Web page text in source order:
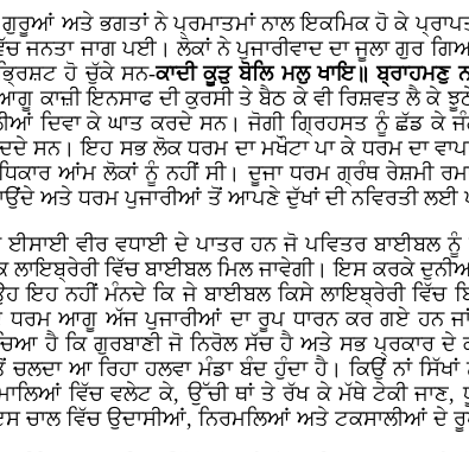
ਅਤੇ ਭਗਤਾਂ ਨੇ ਪ੍ਰਮਾਤਮਾਂ ਨਾਲ ਇਕਮਿਕ ਹੋ ਕੇ
ਜਨਤਾ ਜਾਗ ਪਈ। ਲੋਕਾਂ ਨੇ ਪੁਜਾਰੀਵਾਦ ਦਾ ਜੂਲਾ ਗੁਰ
ਹੋ ਚੁੱਕੇ ਸਨ-ਕਾਦੀ ਕੂੜੁ ਬੋਲਿ ਮਲੁ ਖਾਇ॥ ਬ੍ਰਾਹਮਣੁ
ਕਾਜ਼ੀ ਇਨਸਾਫ ਦੀ ਕੁਰਸੀ ਤੇ ਬੈਠ ਕੇ ਵੀ ਰਿਸ਼ਵਤ ਲੈ ਕੇ
ਦਿਵਾ ਕੇ ਘਾਤ ਕਰਦੇ ਸਨ। ਜੋਗੀ ਗ੍ਰਿਹਸਤ ਨੂੰ ਛੱਡ ਕੇ
ਸਨ। ਇਹ ਸਭ ਲੋਕ ਧਰਮ ਦਾ ਮਖੌਟਾ ਪਾ ਕੇ ਧਰਮ ਦਾ
ਆਂਮ ਲੋਕਾਂ ਨੂੰ ਨਹੀਂ ਸੀ। ਦੂਜਾ ਧਰਮ ਗ੍ਰੰਥ
ਅਤੇ ਧਰਮ ਪੁਜਾਰੀਆਂ ਤੋਂ ਆਪਣੇ ਦੁੱਖਾਂ ਦੀ ਨਵਿਰਤੀ ਲਈ
ਵੀਰ ਵਧਾਈ ਦੇ ਪਾਤਰ ਹਨ ਜੋ ਪਵਿਤਰ ਬਾਈਬਲ
ਲਾਇਬ੍ਰੇਰੀ ਵਿੱਚ ਬਾਈਬਲ ਮਿਲ ਜਾਵੇਗੀ। ਇਸ ਕਰਕੇ
ਇਹ ਨਹੀਂ ਮੰਨਦੇ ਕਿ ਜੇ ਬਾਈਬਲ ਕਿਸੇ ਲਾਇਬ੍ਰੇਰੀ ਵਿੱਚ
ਆਗੂ ਅੱਜ ਪੁਜਾਰੀਆਂ ਦਾ ਰੂਪ ਧਾਰਨ ਕਰ ਗਏ ਹਨ
ਹੈ ਕਿ ਗੁਰਬਾਣੀ ਜੋ ਨਿਰੋਲ ਸੱਚ ਹੈ ਅਤੇ ਸਭ ਪ੍ਰਕਾਰ
ਚਲਦਾ ਆ ਰਿਹਾ ਹਲਵਾ ਮੰਡਾ ਬੰਦ ਹੁੰਦਾ ਹੈ। ਕਿਉਂ ਨਾਂ
ਵਿੱਚ ਵਲੇਟ ਕੇ, ਉੱਚੀ ਥਾਂ ਤੇ ਰੱਖ ਕੇ ਮੱਥੇ ਟੇਕੀ
ਚਾਲ ਵਿੱਚ ਉਦਾਸੀਆਂ, ਨਿਰਮਲਿਆਂ ਅਤੇ ਟਕਸਾਲੀਆਂ ਦੇ